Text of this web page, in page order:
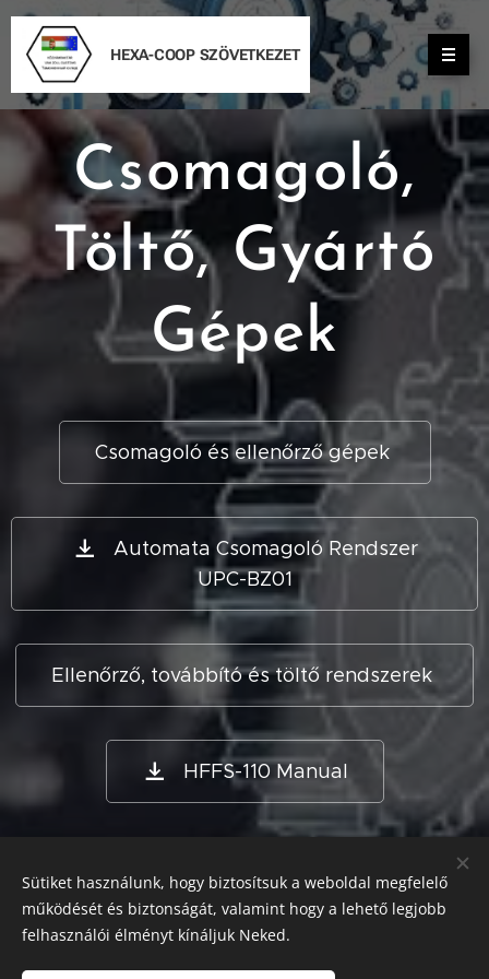
HEXA-COOP SZÖVETKEZET
Csomagoló,
Töltő, Gyártó
Gépek
Csomagoló és ellenőrző gépek
Automata Csomagoló Rendszer
UPC-BZ01
Ellenőrző, továbbító és töltő rendszerek
HFFS-110 Manual
©Hexa-Coop Szövetkezet
Minden a weblapon található dokumentum és információ a
Hexa-Coop Szöv. tulajdona, azt felhasználni és módosítani
TILOS!
Sütiket használunk, hogy biztosítsuk a weboldal megfelelő
működését és biztonságát, valamint hogy a lehető legjobb
felhasználói élményt kínáljuk Neked.